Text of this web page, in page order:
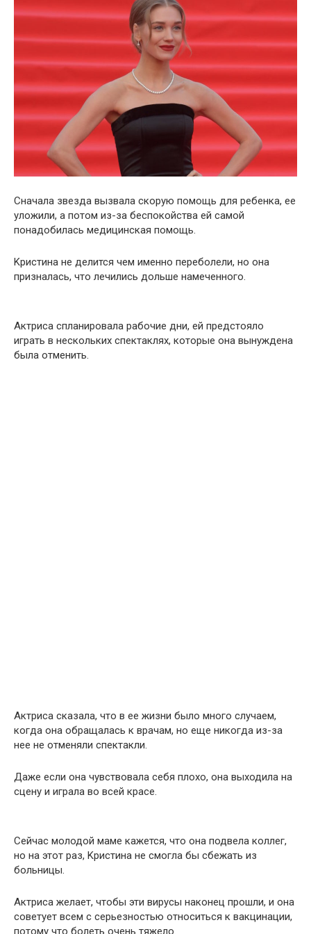
Сначала звезда вызвала скорую помощь для ребенка, ее
уложили, а потом из-за беспокойства ей самой
понадобилась медицинская помощь.
Kpистина не делится чем именно переболели, но она
призналась, что лечились дольше намеченного.
Актриса спланировала рабочие дни, ей предстояло
играть в нескольких cпeктаклях, которые она вынуждена
была отменить.
Актриса сказала, что в ее жизни было много случаем,
когда она обращалась к врачам, но еще никогда из-за
нее не отменяли cпектакли.
Даже если она чувствовала себя плохо, она выходила на
сцену и играла во всей красе.
Сейчас молодой маме кажется, что она подвела коллег,
но на этот раз, Kpистина не смогла бы сбежать из
больницы.
Актриса желает, чтобы эти вирусы наконец прошли, и она
советует всем с серьезностью относиться к вaкцинации,
потому что болеть очень тяжело.